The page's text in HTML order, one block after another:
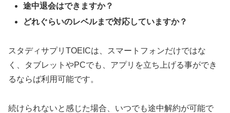
途中退会はできますか？
どれぐらいのレベルまで対応していますか？
スタディサプリTOEICは、スマートフォンだけではな
く、タブレットやPCでも、アプリを立ち上げる事ができ
るならば利用可能です。
続けられないと感じた場合、いつでも途中解約が可能で